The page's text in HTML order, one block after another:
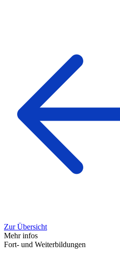
Zur Übersicht
Mehr infos
Fort- und Weiterbildungen